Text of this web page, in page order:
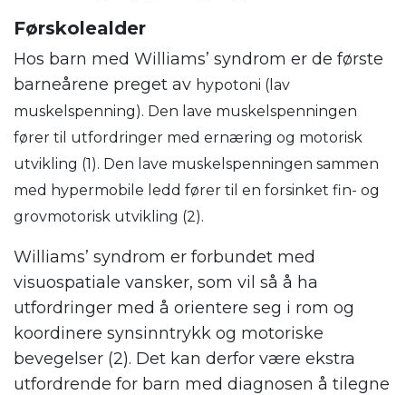
Førskolealder
Hos barn med Williams’ syndrom er de første
barneårene preget av hypotoni ( lav
muskelspenning). Den lave muskelspenningen
fører til utfordringer med ernæring og motorisk
utvikling (1). Den lave muskelspenningen sammen
med hypermobile ledd fører til en forsinket fin- og
grovmotorisk utvikling (2).
Williams’ syndrom er forbundet med
visuospatiale vansker, som vil så å ha
utfordringer med å orientere seg i rom og
koordinere synsinntrykk og motoriske
bevegelser (2). Det kan derfor være ekstra
utfordrende for barn med diagnosen å tilegne